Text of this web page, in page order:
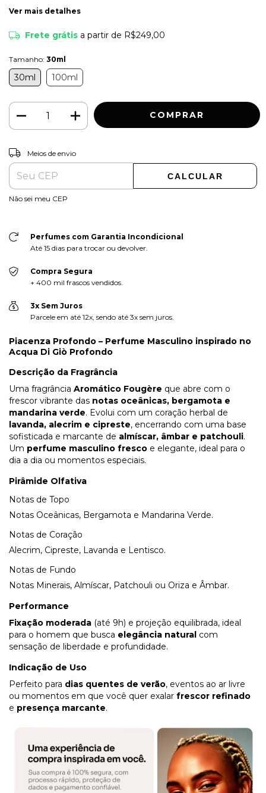
Ver mais detalhes
Frete grátis a partir de R$249,00
Tamanho: 30ml
30ml 100ml
Entregas para o CEP:
Meios de envio
CALCULAR
Não sei meu CEP
Perfumes com Garantia Incondicional
Até 15 dias para trocar ou devolver.
Compra Segura
+ 400 mil frascos vendidos.
3x Sem Juros
Parcele em até 12x, sendo até 3x sem juros.
Piacenza Profondo – Perfume Masculino inspirado no
Acqua Di Giò Profondo
Descrição da Fragrância
Uma fragrância Aromático Fougère que abre com o
frescor vibrante das notas oceânicas, bergamota e
mandarina verde. Evolui com um coração herbal de
lavanda, alecrim e cipreste, encerrando com uma base
sofisticada e marcante de almíscar, âmbar e patchouli.
Um perfume masculino fresco e elegante, ideal para o
dia a dia ou momentos especiais.
Pirâmide Olfativa
Notas de Topo
Notas Oceânicas, Bergamota e Mandarina Verde.
Notas de Coração
Alecrim, Cipreste, Lavanda e Lentisco.
Notas de Fundo
Notas Minerais, Almíscar, Patchouli ou Oriza e Âmbar.
Performance
Fixação moderada (até 9h) e projeção equilibrada, ideal
para o homem que busca elegância natural com
sensação de liberdade e profundidade.
Indicação de Uso
Perfeito para dias quentes de verão, eventos ao ar livre
ou momentos em que você quer exalar frescor refinado
e presença marcante.